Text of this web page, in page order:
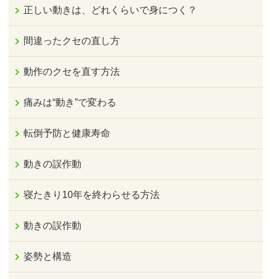
正しい動きは、どれくらいで身につく？
間違ったクセの直し方
動作のクセを直す方法
痛みは“動き”で変わる
転倒予防と健康寿命
動きの誤作動
寝たきり10年を終わらせる方法
動きの誤作動
姿勢と構造